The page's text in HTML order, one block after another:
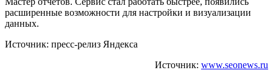
расширенные возможности для настройки и визуализации
данных.
Источник: пресс-релиз Яндекса
Источник: www.seonews.ru